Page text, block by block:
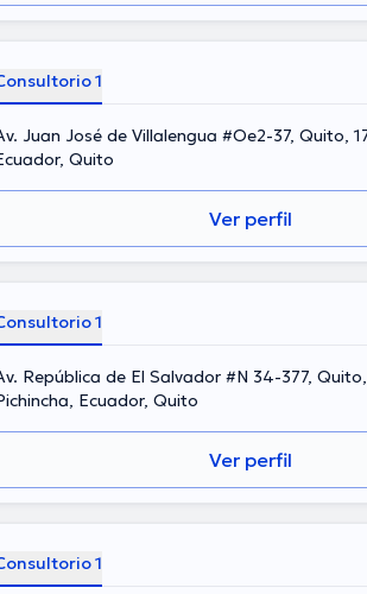
1
Juan José de Villalengua #Oe2-37, Quito, 170521, Pichincha,
Quito
Ver perfil
1
República de El Salvador #N 34-377, Quito, 170150,
Ecuador, Quito
Ver perfil
1